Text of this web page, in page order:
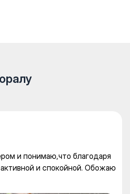
club —
и понимаю,что благодаря
и спокойной. Обожаю